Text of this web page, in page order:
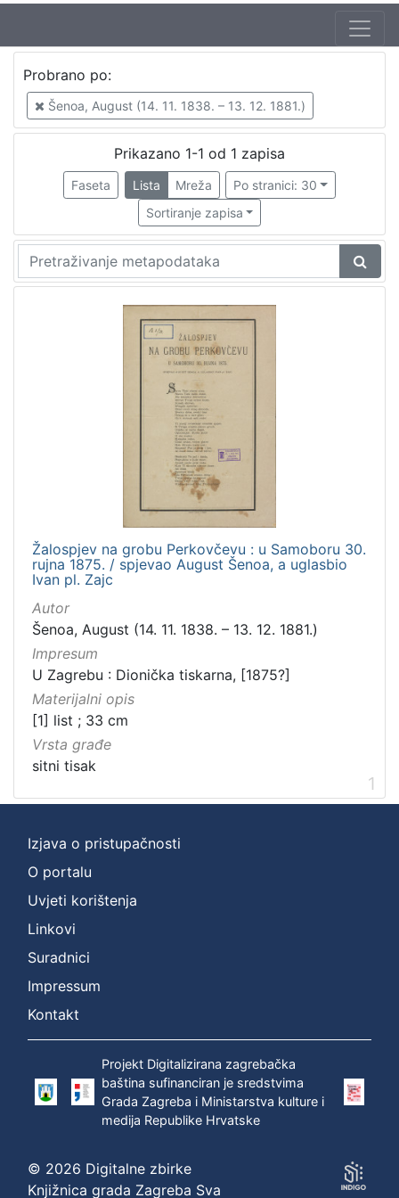
Nakladnička
cjelina
Ilirci
Zbirka
Sitni tisak
Probrano po:
Šenoa, August (14. 11. 1838. – 13. 12. 1881.)
Prikazano 1-1 od 1 zapisa
Faseta Lista Mreža
Po stranici: 30
Sortiranje zapisa
Žalospjev na grobu Perkovčevu : u Samoboru 30.
rujna 1875. / spjevao August Šenoa, a uglasbio
Ivan pl. Zajc
Autor
Šenoa, August (14. 11. 1838. – 13. 12. 1881.)
Impresum
U Zagrebu : Dionička tiskarna, [1875?]
Materijalni opis
[1] list ; 33 cm
Vrsta građe
sitni tisak
1
Izjava o pristupačnosti
O portalu
Uvjeti korištenja
Linkovi
Suradnici
Impressum
Kontakt
Projekt Digitalizirana zagrebačka
baština sufinanciran je sredstvima
Grada Zagreba i Ministarstva kulture i
medija Republike Hrvatske
© 2026 Digitalne zbirke
Knjižnica grada Zagreba Sva